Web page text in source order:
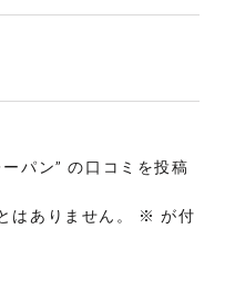
パン” の口コミを投稿
はありません。
※ が付